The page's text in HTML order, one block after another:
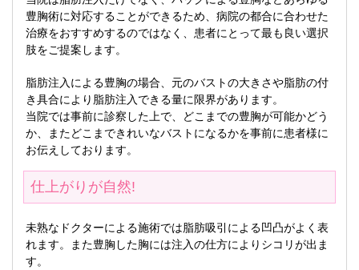
豊胸術に対応することができるため、病院の都合に合わせた
治療をおすすめするのではなく、患者にとって最も良い選択
肢をご提案します。
脂肪注入による豊胸の場合、元のバストの大きさや脂肪の付
き具合により脂肪注入できる量に限界があります。
当院では事前に診察した上で、どこまでの豊胸が可能かどう
か、またどこまできれいなバストになるかを事前に患者様に
お伝えしております。
仕上がりが自然!
未熟なドクターによる施術では脂肪吸引による凹凸がよく表
れます。また豊胸した胸には注入の仕方によりシコリが出ま
す。